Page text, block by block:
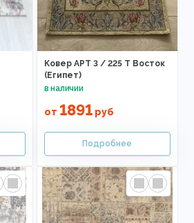
Ковер АРТ 3 / 225 T Восток
(Египет)
от 1891руб